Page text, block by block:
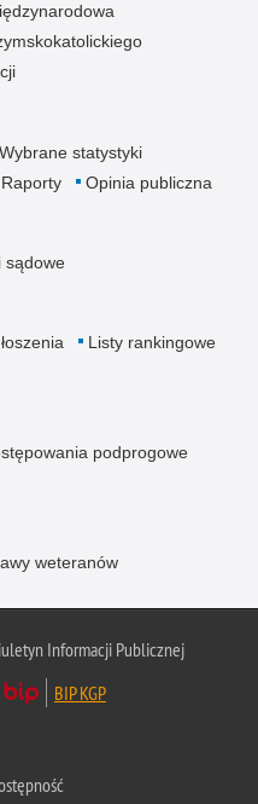
Wybrane statystyki
Raporty Opinia publiczna
sądowe
Listy rankingowe
podprogowe
weteranów
Informacji Publicznej
BIP KGP